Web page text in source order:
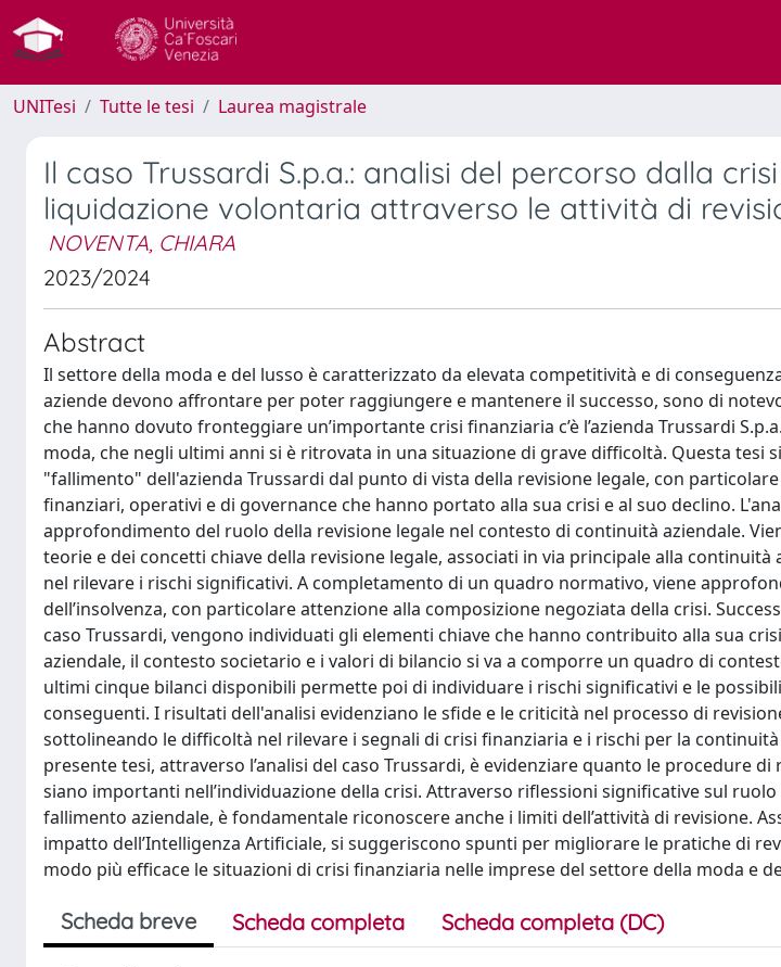
UNITesi Tutte le tesi Laurea magistrale
Il caso Trussardi S.p.a.: analisi del percorso dalla
liquidazione volontaria attraverso le attività di
NOVENTA, CHIARA
2023/2024
Abstract
Il settore della moda e del lusso è caratterizzato da elevata competitività e di
aziende devono affrontare per poter raggiungere e mantenere il successo, sono di
che hanno dovuto fronteggiare un’importante crisi finanziaria c’è l’azienda Trussardi
moda, che negli ultimi anni si è ritrovata in una situazione di grave difficoltà. Questa tesi
"fallimento" dell'azienda Trussardi dal punto di vista della revisione legale, con
finanziari, operativi e di governance che hanno portato alla sua crisi e al suo declino.
approfondimento del ruolo della revisione legale nel contesto di continuità aziendale.
teorie e dei concetti chiave della revisione legale, associati in via principale alla
nel rilevare i rischi significativi. A completamento di un quadro normativo, viene
dell’insolvenza, con particolare attenzione alla composizione negoziata della crisi.
caso Trussardi, vengono individuati gli elementi chiave che hanno contribuito alla sua
aziendale, il contesto societario e i valori di bilancio si va a comporre un quadro di
ultimi cinque bilanci disponibili permette poi di individuare i rischi significativi e le
conseguenti. I risultati dell'analisi evidenziano le sfide e le criticità nel processo di
sottolineando le difficoltà nel rilevare i segnali di crisi finanziaria e i rischi per la continuità
presente tesi, attraverso l’analisi del caso Trussardi, è evidenziare quanto le procedure
siano importanti nell’individuazione della crisi. Attraverso riflessioni significative sul
fallimento aziendale, è fondamentale riconoscere anche i limiti dell’attività di revisione.
impatto dell’Intelligenza Artificiale, si suggeriscono spunti per migliorare le pratiche di
modo più efficace le situazioni di crisi finanziaria nelle imprese del settore della moda e
Scheda breve Scheda completa Scheda completa (DC)